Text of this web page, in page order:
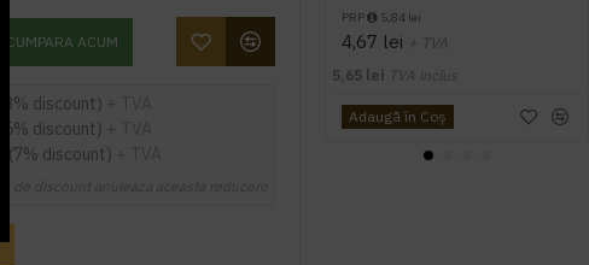
CUMPARA ACUM
(3% discount)
(5% discount)
(7% discount)
PRP 5,84 lei
4,67 lei + TVA
5,65 lei TVA inclus
Adaugă în Coş